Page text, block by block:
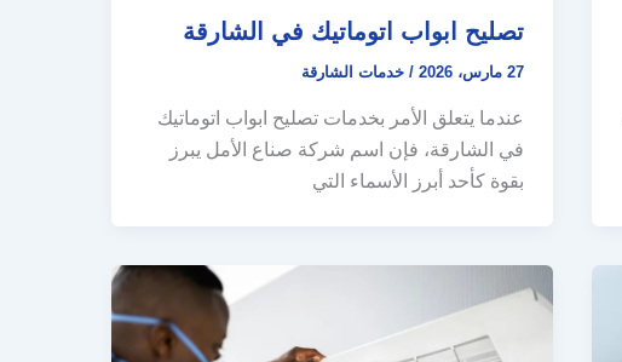
تصليح ابواب اتوماتيك في الشارقة
27 مارس، 2026 / خدمات الشارقة
عندما يتعلق الأمر بخدمات تصليح ابواب اتوماتيك
في الشارقة، فإن اسم شركة صناع الأمل يبرز
بقوة كأحد أبرز الأسماء التي